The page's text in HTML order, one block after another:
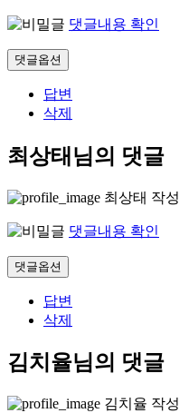
댓글내용 확인
댓글옵션
답변
삭제
최상태님의 댓글
최상태 작
댓글내용 확인
댓글옵션
답변
삭제
김치율님의 댓글
김치율 작